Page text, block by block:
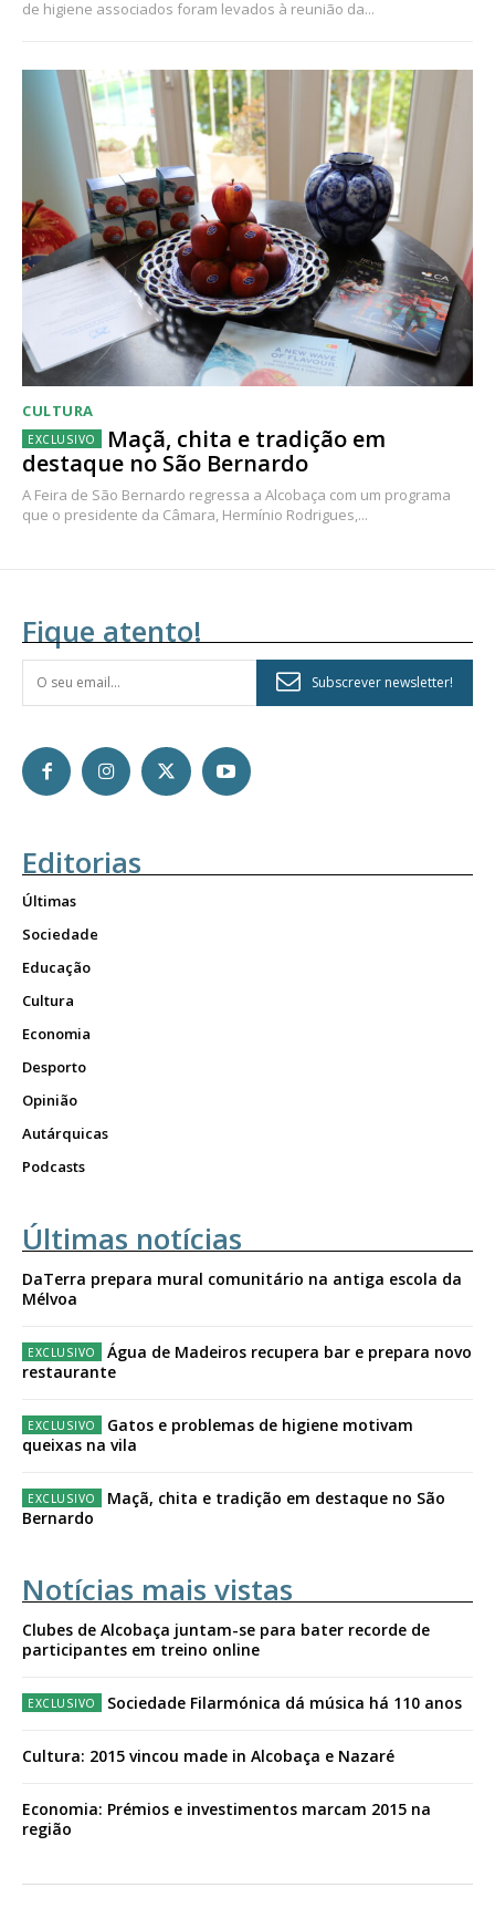
de higiene associados foram levados à reunião da...
CULTURA
Maçã, chita e tradição em
destaque no São Bernardo
A Feira de São Bernardo regressa a Alcobaça com um programa
que o presidente da Câmara, Hermínio Rodrigues,...
Fique atento!
Subscrever newsletter!
Editorias
Últimas
Sociedade
Educação
Cultura
Economia
Desporto
Opinião
Autárquicas
Podcasts
Últimas notícias
DaTerra prepara mural comunitário na antiga escola da
Mélvoa
Água de Madeiros recupera bar e prepara novo
restaurante
Gatos e problemas de higiene motivam
queixas na vila
Maçã, chita e tradição em destaque no São
Bernardo
Notícias mais vistas
Clubes de Alcobaça juntam-se para bater recorde de
participantes em treino online
Sociedade Filarmónica dá música há 110 anos
Cultura: 2015 vincou made in Alcobaça e Nazaré
Economia: Prémios e investimentos marcam 2015 na
região